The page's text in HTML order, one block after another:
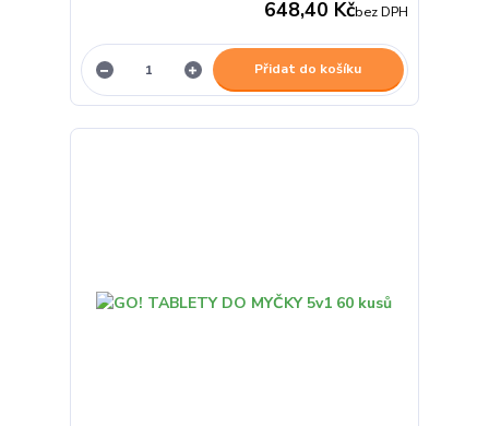
648,40 Kčbez DPH
Přidat do košíku